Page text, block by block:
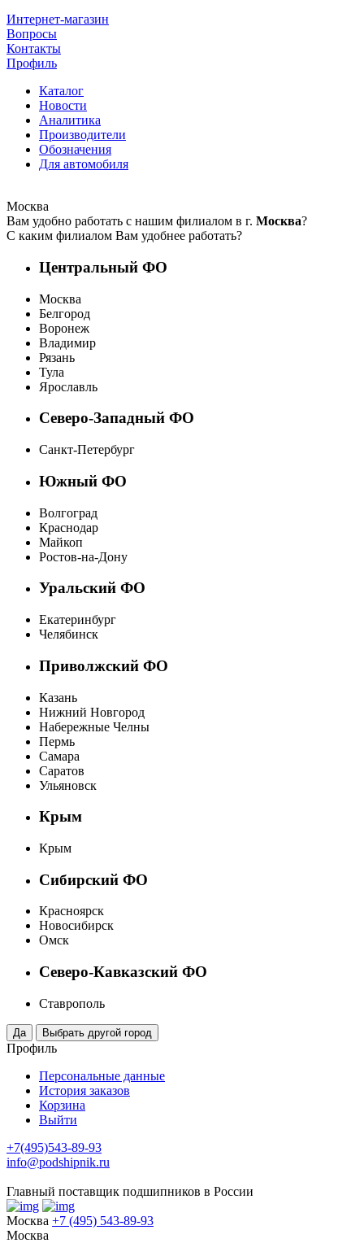
Интернет-магазин
Вопросы
Контакты
Профиль
Каталог
Новости
Аналитика
Производители
Обозначения
Для автомобиля
Москва
Вам удобно работать с нашим филиалом в г. Москва?
С каким филиалом Вам удобнее работать?
Центральный ФО
Москва
Белгород
Воронеж
Владимир
Рязань
Тула
Ярославль
Северо-Западный ФО
Санкт-Петербург
Южный ФО
Волгоград
Краснодар
Майкоп
Ростов-на-Дону
Уральский ФО
Екатеринбург
Челябинск
Приволжский ФО
Казань
Нижний Новгород
Набережные Челны
Пермь
Самара
Саратов
Ульяновск
Крым
Крым
Сибирский ФО
Красноярск
Новосибирск
Омск
Северо-Кавказский ФО
Ставрополь
Профиль
Персональные данные
История заказов
Корзина
Выйти
+7(495)543-89-93
info@podshipnik.ru
Главный поставщик подшипников в России
Москва +7 (495) 543-89-93
Москва